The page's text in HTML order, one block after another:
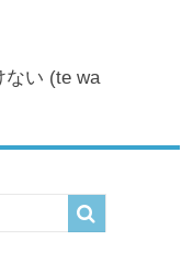
ない (te wa